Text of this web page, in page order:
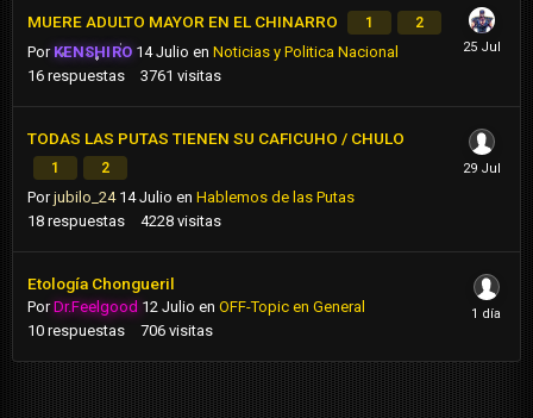
MUERE ADULTO MAYOR EN EL CHINARRO 1 2
Por KENSHIRO 14 Julio enNoticias y Politica Nacional
16 respuestas 3761 visitas
TODAS LAS PUTAS TIENEN SU CAFICUHO / CHULO
1 2
Porjubilo_24 14 Julio en Hablemos de las Putas
18 respuestas 4228 visitas
Etología Chongueril
PorDr.Feelgood 12 Julio en OFF-Topic en General
10 respuestas 706 visitas